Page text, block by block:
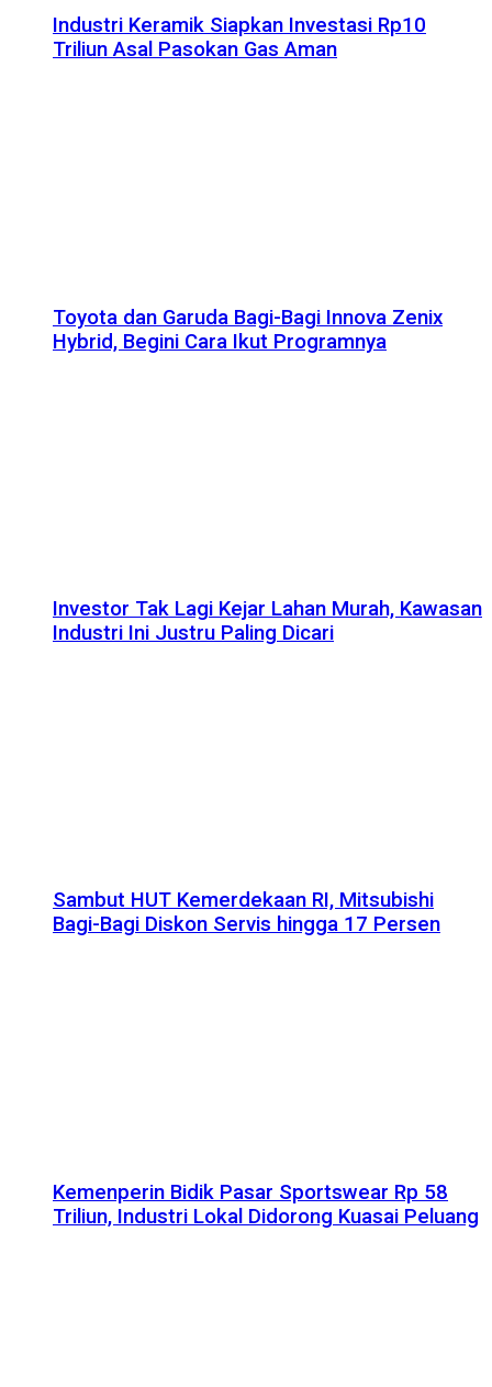
Industri Keramik Siapkan Investasi Rp10
Triliun Asal Pasokan Gas Aman
Toyota dan Garuda Bagi-Bagi Innova Zenix
Hybrid, Begini Cara Ikut Programnya
Investor Tak Lagi Kejar Lahan Murah, Kawasan
Industri Ini Justru Paling Dicari
Sambut HUT Kemerdekaan RI, Mitsubishi
Bagi-Bagi Diskon Servis hingga 17 Persen
Kemenperin Bidik Pasar Sportswear Rp 58
Triliun, Industri Lokal Didorong Kuasai Peluang